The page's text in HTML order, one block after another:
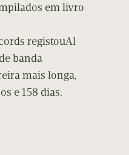
em livro
registouAl
banda
mais longa,
e 158 dias.